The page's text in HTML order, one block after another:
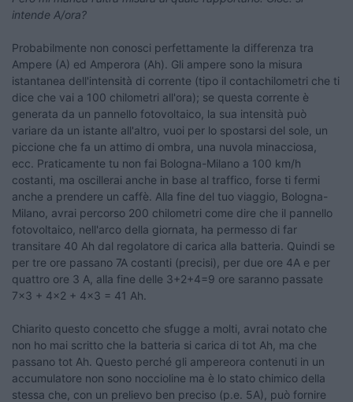
intende A/ora?
Probabilmente non conosci perfettamente la differenza tra
Ampere (A) ed Amperora (Ah). Gli ampere sono la misura
istantanea dell'intensità di corrente (tipo il contachilometri che ti
dice che vai a 100 chilometri all'ora); se questa corrente è
generata da un pannello fotovoltaico, la sua intensità può
variare da un istante all'altro, vuoi per lo spostarsi del sole, un
piccione che fa un attimo di ombra, una nuvola minacciosa,
ecc. Praticamente tu non fai Bologna-Milano a 100 km/h
costanti, ma oscillerai anche in base al traffico, forse ti fermi
anche a prendere un caffè. Alla fine del tuo viaggio, Bologna-
Milano, avrai percorso 200 chilometri come dire che il pannello
fotovoltaico, nell'arco della giornata, ha permesso di far
transitare 40 Ah dal regolatore di carica alla batteria. Quindi se
per tre ore passano 7A costanti (precisi), per due ore 4A e per
quattro ore 3 A, alla fine delle 3+2+4=9 ore saranno passate
7x3 + 4x2 + 4x3 = 41 Ah.
Chiarito questo concetto che sfugge a molti, avrai notato che
non ho mai scritto che la batteria si carica di tot Ah, ma che
passano tot Ah. Questo perché gli ampereora contenuti in un
accumulatore non sono noccioline ma è lo stato chimico della
stessa che, con un prelievo ben preciso (p.e. 5A), può fornire